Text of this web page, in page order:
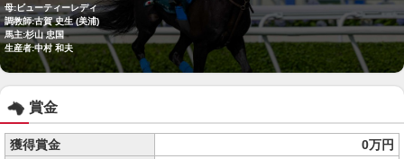
母:ビューティーレディ
調教師:古賀 史生 (美浦)
馬主:杉山 忠国
生産者:中村 和夫
賞金
獲得賞金
0万円